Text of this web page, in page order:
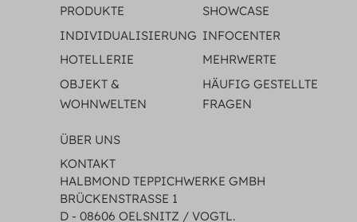
PRODUKTE
INDIVIDUALISIERUNG
HOTELLERIE
OBJEKT &
WOHNWELTEN
SHOWCASE
INFOCENTER
MEHRWERTE
HÄUFIG GESTELLTE
FRAGEN
ÜBER UNS
KONTAKT
HALBMOND TEPPICHWERKE GMBH
BRÜCKENSTRASSE 1
D - 08606 OELSNITZ / VOGTL.